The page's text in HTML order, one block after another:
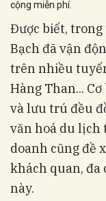
cộng miễn phí.
Được biết,
Bạch đã vận
trên nhiều
Hàng Than...
và lưu trú đều
văn hoá du lịch
doanh cũng đề
khách quan, đa
này.